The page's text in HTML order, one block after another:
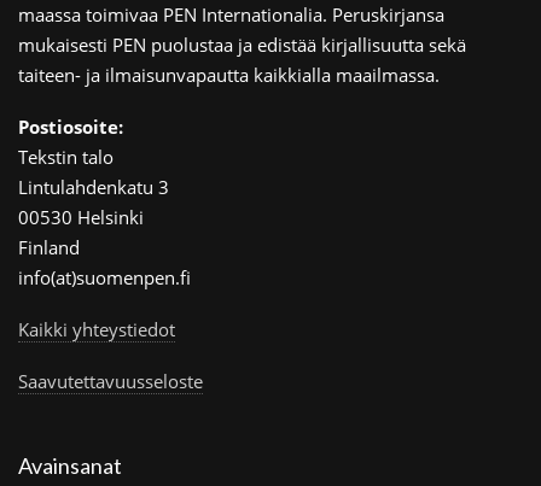
maassa toimivaa PEN Internationalia. Peruskirjansa
mukaisesti PEN puolustaa ja edistää kirjallisuutta sekä
taiteen- ja ilmaisunvapautta kaikkialla maailmassa.
Postiosoite:
Tekstin talo
Lintulahdenkatu 3
00530 Helsinki
Finland
info(at)suomenpen.fi
Kaikki yhteystiedot
Saavutettavuusseloste
Avainsanat